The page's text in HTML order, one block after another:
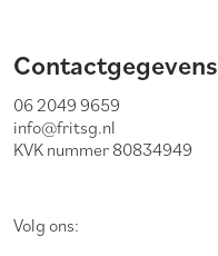
Contactgegevens
06 2049 9659
info@fritsg.nl
KVK nummer 80834949
Volg ons: